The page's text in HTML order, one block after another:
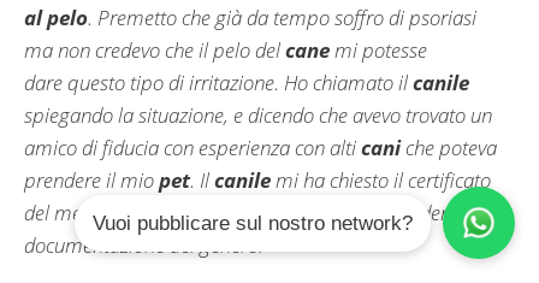
al pelo. Premetto che già da tempo soffro di psoriasi
ma non credevo che il pelo delcanemi potesse
dare questo tipo di irritazione. Ho chiamato ilcanile
spiegando la situazione, e dicendo che avevo trovato un
amico di fiducia con esperienza con alticaniche poteva
prendere il miopet. Ilcanilemi ha chiesto il certificato
del medico per il mio problema. Ma può richiedere una
documentazione del genere?
Vuoi pubblicare sul nostro network?